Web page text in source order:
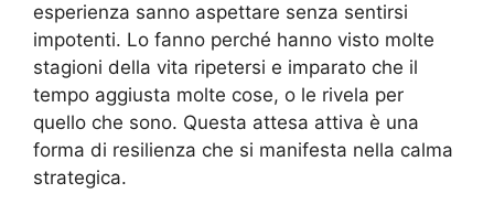
esperienza sanno aspettare senza sentirsi
impotenti. Lo fanno perché hanno visto molte
stagioni della vita ripetersi e imparato che il
tempo aggiusta molte cose, o le rivela per
quello che sono. Questa attesa attiva è una
forma di resilienza che si manifesta nella calma
strategica.